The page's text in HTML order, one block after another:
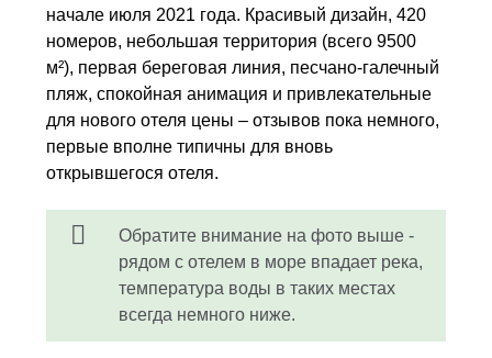
начале июля 2021 года. Красивый дизайн, 420
номеров, небольшая территория (всего 9500
м²), первая береговая линия, песчано-галечный
пляж, спокойная анимация и привлекательные
для нового отеля цены – отзывов пока немного,
первые вполне типичны для вновь
открывшегося отеля.
Обратите внимание на фото выше -
рядом с отелем в море впадает река,
температура воды в таких местах
всегда немного ниже.